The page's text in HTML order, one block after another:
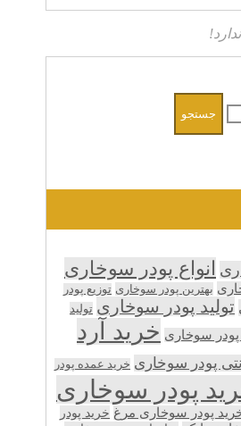
انواع پودر سوخاری
بهترین پودر سوخاری توزیع پودر
تولید پودر سوخاری تولید
پودر سوخاری خرید آرد
پودر سوخاری خرید عمده پودر
پودر سوخاری
پودر سوخاری مرغ خرید پودر